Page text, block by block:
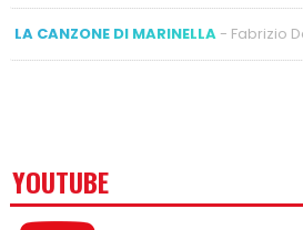
LA CANZONE DI MARINELLA- Fabrizio
YOUTUBE